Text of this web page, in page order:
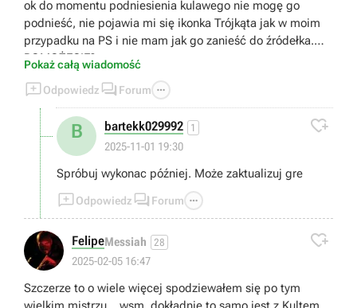
ok do momentu podniesienia kulawego nie mogę go
podnieść, nie pojawia mi się ikonka Trójkąta jak w moim
przypadku na PS i nie mam jak go zanieść do źródełka.
POMOŻECIE?
Pokaż całą wiadomość
Odpowiedz  Forum 
B bartekk029992 1
2025-11-01 19:30

Spróbuj wykonac później. Może zaktualizuj gre
Odpowiedz  Forum 
FelipeMessiah 28
2025-02-05 16:47

Szczerze to o wiele więcej spodziewałem się po tym